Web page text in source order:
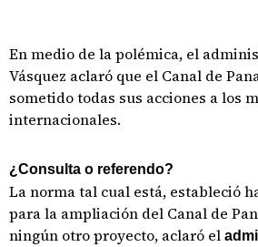
En medio de la polémica, el
Vásquez aclaró que el Canal de
sometido todas sus acciones a los
internacionales.
¿Consulta o referendo?
La norma tal cual está, estableció
para la ampliación del Canal de
ningún otro proyecto, aclaró el